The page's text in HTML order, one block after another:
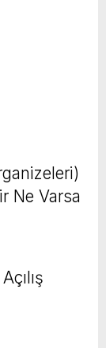
Ne Varsa